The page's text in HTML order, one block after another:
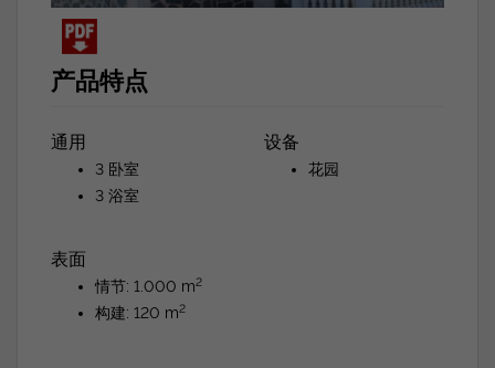
产品特点
通用
3 卧室
3 浴室
表面
情节: 1.000 m2
构建: 120 m2
设备
花园